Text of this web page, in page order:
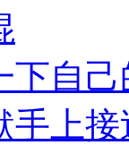
下自
手上